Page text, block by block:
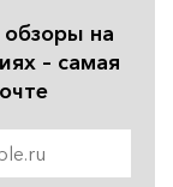
на
– самая